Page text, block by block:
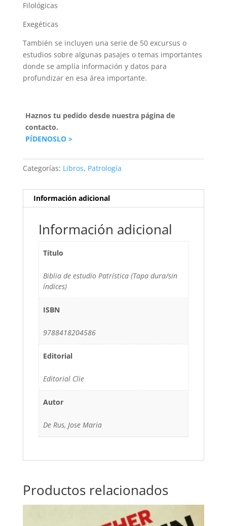
Filológicas
Exegéticas
También se incluyen una serie de 50 excursus o
estudios sobre algunas pasajes o temas importantes
donde se amplía información y datos para
profundizar en esa área importante.
Haznos tu pedido desde nuestra página de
contacto.
PÍDENOSLO >
Categorías: Libros, Patrología
Información adicional
Información adicional
Título
Biblia de estudio Patrística (Tapa dura/sin
índices)
ISBN
9788418204586
Editorial
Editorial Clie
Autor
De Rus, Jose Maria
Productos relacionados